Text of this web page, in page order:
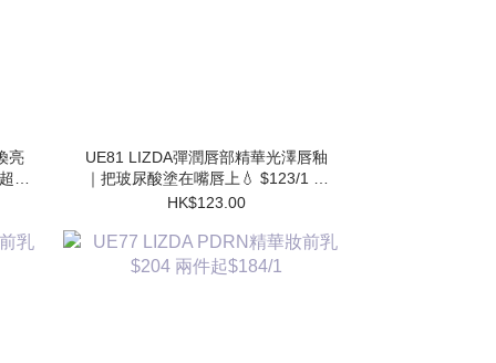
亮
勝
UE81 LIZDA彈潤唇部精華光澤唇釉
｜把玻尿酸塗在嘴唇上💧 $123/1 兩
支起$110/1
HK$123.00